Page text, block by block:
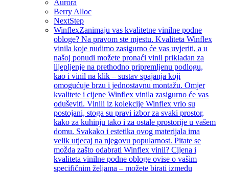
Aurora
Berry Alloc
NextStep
WinflexZanimaju vas kvalitetne vinilne podne
obloge? Na pravom ste mjestu. Kvaliteta Winflex
vinila koje nudimo zasigurno će vas uvjeriti, a u
našoj ponudi možete pronaći vinil prikladan za
lijepljenje na prethodno pripremljenu podlogu,
kao i vinil na klik – sustav spajanja koji
omogućuje brzu i jednostavnu montažu. Omjer
kvalitete i cijene Winflex vinila zasigurno će vas
oduševiti. Vinili iz kolekcije Winflex vrlo su
postojani, stoga su pravi izbor za svaki prostor,
kako za kuhinju tako i za ostale prostorije u vašem
domu. Svakako i estetika ovog materijala ima
velik utjecaj na njegovu popularnost. Pitate se
možda zašto odabrati Winflex vinil? Cijena i
kvaliteta vinilne podne obloge ovise o vašim
specifičnim željama – možete birati između